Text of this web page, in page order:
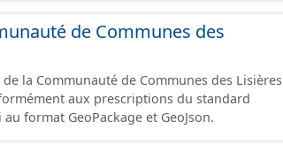
jour. Il est filtré au-delà des prescriptions
de Communes des
la Communauté de Communes des Lisières
aux prescriptions du standard
format GeoPackage et GeoJson.